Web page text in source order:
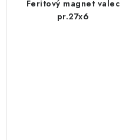
Feritový magnet valec
pr.27x6